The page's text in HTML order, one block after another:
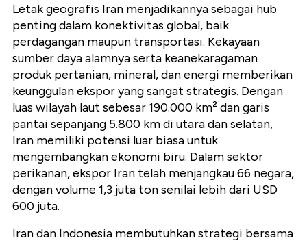
Letak geografis Iran menjadikannya sebagai hub
penting dalam konektivitas global, baik
perdagangan maupun transportasi. Kekayaan
sumber daya alamnya serta keanekaragaman
produk pertanian, mineral, dan energi memberikan
keunggulan ekspor yang sangat strategis. Dengan
luas wilayah laut sebesar 190.000 km² dan garis
pantai sepanjang 5.800 km di utara dan selatan,
Iran memiliki potensi luar biasa untuk
mengembangkan ekonomi biru. Dalam sektor
perikanan, ekspor Iran telah menjangkau 66 negara,
dengan volume 1,3 juta ton senilai lebih dari USD
600 juta.
Iran dan Indonesia membutuhkan strategi bersama